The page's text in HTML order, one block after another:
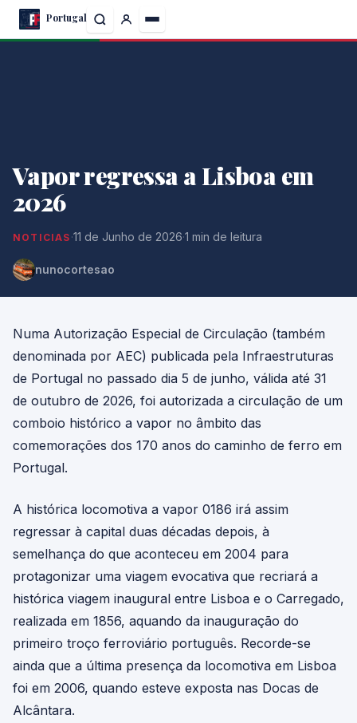
Skip
Portugal
Vapor regressa a Lisboa em
2026
NOTICIAS ·11 de Junho de 2026·1 min de leitura
nunocortesao
Numa Autorização Especial de Circulação (também
denominada por AEC) publicada pela Infraestruturas
de Portugal no passado dia 5 de junho, válida até 31
de outubro de 2026, foi autorizada a circulação de um
comboio histórico a vapor no âmbito das
comemorações dos 170 anos do caminho de ferro em
Portugal.
A histórica locomotiva a vapor 0186 irá assim
regressar à capital duas décadas depois, à
semelhança do que aconteceu em 2004 para
protagonizar uma viagem evocativa que recriará a
histórica viagem inaugural entre Lisboa e o Carregado,
realizada em 1856, aquando da inauguração do
primeiro troço ferroviário português. Recorde-se
ainda que a última presença da locomotiva em Lisboa
foi em 2006, quando esteve exposta nas Docas de
Alcântara.